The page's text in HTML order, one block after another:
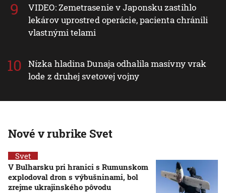
VIDEO: Zemetrasenie v Japonsku zastihlo
lekárov uprostred operácie, pacienta chránili
vlastnými telami
Nízka hladina Dunaja odhalila masívny vrak
lode z druhej svetovej vojny
Nové v rubrike Svet
Svet
V Bulharsku pri hranici s Rumunskom
explodoval dron s výbušninami, bol
zrejme ukrajinského pôvodu